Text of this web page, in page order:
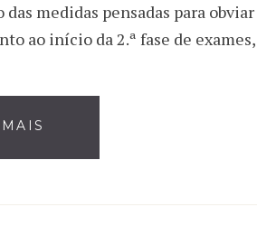
medidas pensadas para
ao início da 2.ª fase de